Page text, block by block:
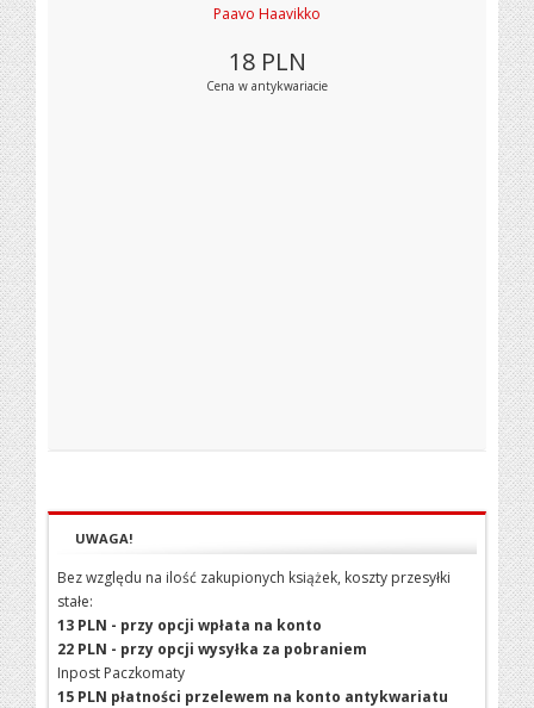
Paavo Haavikko
18 PLN
Cena w antykwariacie
UWAGA!
Bez względu na ilość zakupionych książek, koszty przesyłki
stałe:
13 PLN - przy opcji wpłata na konto
22 PLN - przy opcji wysyłka za pobraniem
Inpost Paczkomaty
15 PLN płatności przelewem na konto antykwariatu